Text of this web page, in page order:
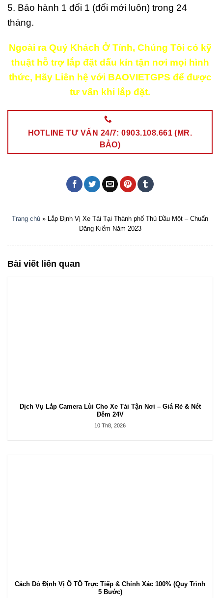
5. Bảo hành 1 đổi 1 (đổi mới luôn) trong 24
tháng.
Ngoài ra Quý Khách Ở Tỉnh, Chúng Tôi có kỹ
thuật hỗ trợ lắp đặt dấu kín tận nơi mọi hình
thức, Hãy Liên hệ với BAOVIETGPS để được
tư vấn khi lắp đặt.
HOTLINE TƯ VẤN 24/7: 0903.108.661 (MR.
BẢO)
Trang chủ » Lắp Định Vị Xe Tải Tại Thành phố Thủ Dầu Một – Chuẩn
Đăng Kiểm Năm 2023
Bài viết liên quan
Dịch Vụ Lắp Camera Lùi Cho Xe Tải Tận Nơi – Giá Rẻ & Nét
Đêm 24V
10 Th8, 2026
Cách Dò Định Vị Ô TÔ Trực Tiếp & Chính Xác 100% (Quy Trình
5 Bước)